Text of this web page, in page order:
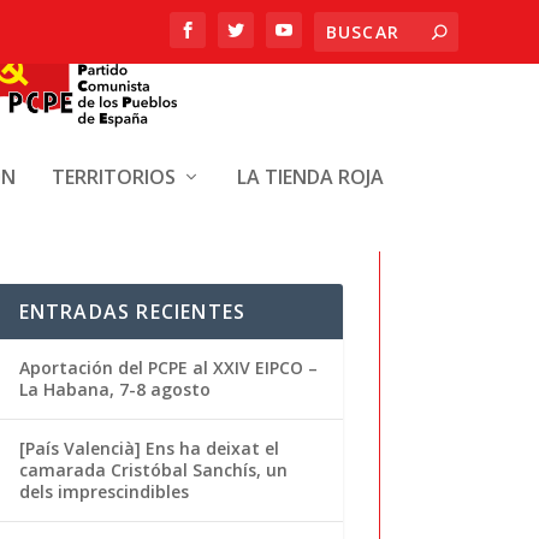
TERRITORIOS LA TIENDA ROJA
ENTRADAS RECIENTES
Aportación del PCPE al XXIV EIPCO –
La Habana, 7-8 agosto
[País Valencià] Ens ha deixat el
camarada Cristóbal Sanchís, un
dels imprescindibles